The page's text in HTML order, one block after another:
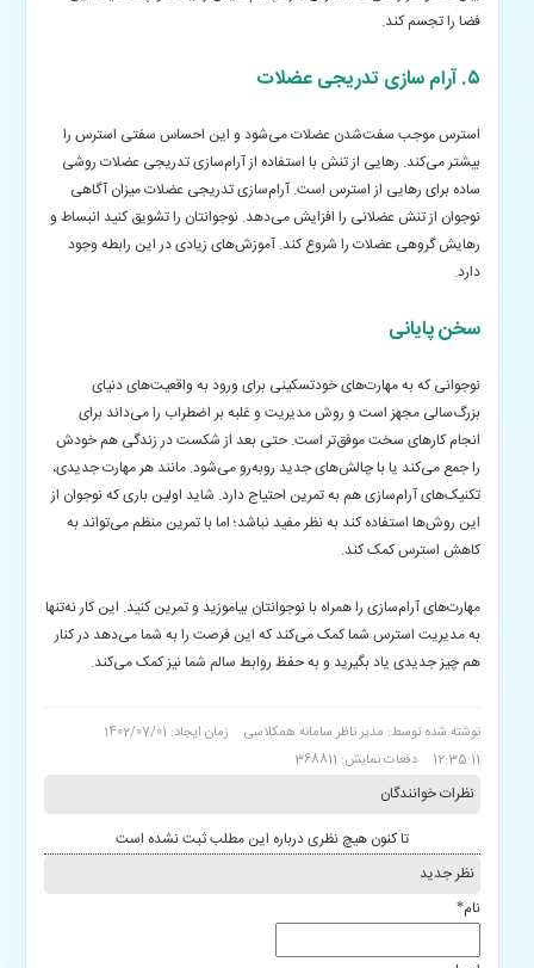
فضا را تجسم کند.
۵. آرام‌ سازی تدریجی عضلات
استرس موجب سفت‌شدن عضلات می‌شود و این احساس سفتی استرس را
بیشتر می‌کند. رهایی از تنش با استفاده از آرام‌سازی تدریجی عضلات روشی
ساده برای رهایی از استرس است. آرام‌سازی تدریجی عضلات میزان آگاهی
نوجوان از تنش عضلانی را افزایش می‌دهد. نوجوانتان را تشویق کنید انبساط و
رهایش گروهی عضلات را شروع کند. آموزش‌های زیادی در این رابطه وجود
دارد.
سخن پایانی
نوجوانی که به مهارت‌های خودتسکینی برای ورود به واقعیت‌های دنیای
بزرگ‌سالی مجهز است و روش مدیریت و غلبه بر اضطراب را می‌داند برای
انجام کارهای سخت موفق‌تر است. حتی بعد از شکست در زندگی هم خودش
را جمع می‌کند یا با چالش‌های جدید روبه‌رو می‌شود. مانند هر مهارت جدیدی،
تکنیک‌های آرام‌سازی هم به تمرین احتیاج دارد. شاید اولین باری که نوجوان از
این روش‌ها استفاده کند به نظر مفید نباشد؛ اما با تمرین منظم می‌تواند به
کاهش استرس کمک کند.
مهارت‌های آرام‌سازی را همراه با نوجوانتان بیاموزید و تمرین کنید. این کار نه‌تنها
به مدیریت استرس شما کمک می‌کند که این فرصت را به شما می‌دهد در کنار
هم چیز جدیدی یاد بگیرید و به حفظ روابط سالم شما نیز کمک می‌کند.
نوشته شده توسط: مدیر ناظر سامانه همکلاسی
زمان ایجاد: 1402/07/01
12:35:11
دفعات نمایش: 368811
نظرات خوانندگان
تا کنون هیچ نظری درباره این مطلب ثبت نشده است
نظر جدید
نام*